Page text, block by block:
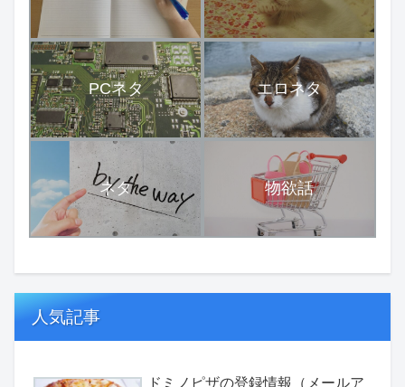
PCネタ エロネタ
ネタ 物欲話
人気記事
ドミノピザの登録情報（メールア